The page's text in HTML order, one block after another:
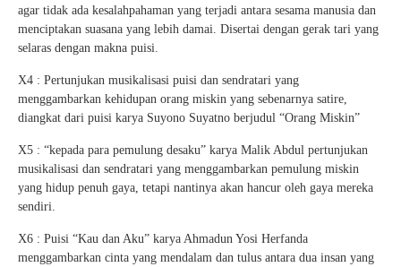
agar tidak ada kesalahpahaman yang terjadi antara sesama manusia dan
menciptakan suasana yang lebih damai. Disertai dengan gerak tari yang
selaras dengan makna puisi.
X4 : Pertunjukan musikalisasi puisi dan sendratari yang
menggambarkan kehidupan orang miskin yang sebenarnya satire,
diangkat dari puisi karya Suyono Suyatno berjudul “Orang Miskin”
X5 : “kepada para pemulung desaku” karya Malik Abdul pertunjukan
musikalisasi dan sendratari yang menggambarkan pemulung miskin
yang hidup penuh gaya, tetapi nantinya akan hancur oleh gaya mereka
sendiri.
X6 : Puisi “Kau dan Aku” karya Ahmadun Yosi Herfanda
menggambarkan cinta yang mendalam dan tulus antara dua insan yang